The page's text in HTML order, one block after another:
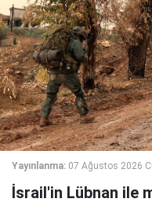
Yayınlanma: 07 Ağustos 2026
İsrail'in Lübnan ile